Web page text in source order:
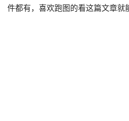
件都有，喜欢跑图的看这篇文章就